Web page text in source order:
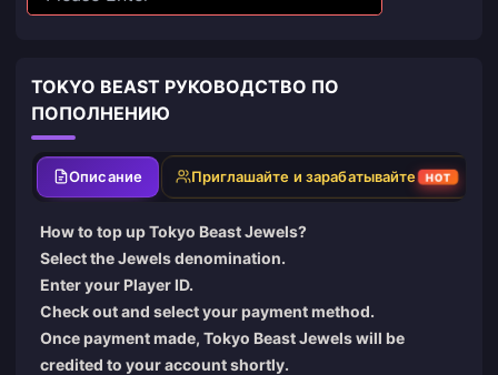
TOKYO BEAST РУКОВОДСТВО ПО
ПОПОЛНЕНИЮ
Описание Приглашайте и зарабатывайте HOT
How to top up Tokyo Beast Jewels?
Select the Jewels denomination.
Enter your Player ID.
Check out and select your payment method.
Once payment made, Tokyo Beast Jewels will be
credited to your account shortly.